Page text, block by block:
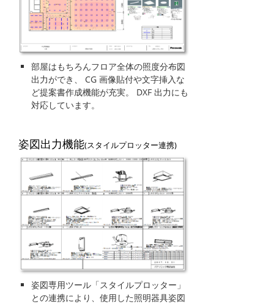
部屋はもちろんフロア全体の照度分布図
出力ができ、 CG 画像貼付や文字挿入な
ど提案書作成機能が充実。 DXF 出力にも
対応しています。
姿図出力機能(スタイルプロッター連携)
姿図専用ツール「スタイルプロッター」
との連携により、使用した照明器具姿図